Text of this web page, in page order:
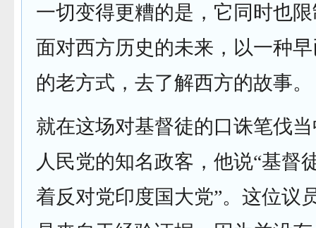
一切变得更糟的是，它同时也
面对西方历史的未来，以一种
的老方式，去了解西方的故事。
就在这场对基督徒的口诛笔伐
人民党的知名政客，他说“基督
着反对党印度国大党”。这位议